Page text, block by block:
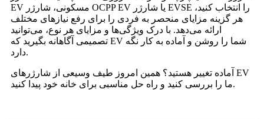
EV مسکونی، شارژر OCPP EV یا شارژر EVSE را انتخاب کنید،
هر گزینه مزایای منحصر به فردی را برای رفع نیازهای مختلف
ارائه می‌دهد. با درک ویژگی‌ها و مزایای هر نوع، می‌توانید
تصمیمی آگاهانه بگیرید که EV شما را روشن و آماده به کار نگه
دارد.
آماده تغییر هستید؟ همین امروز طیف وسیعی از شارژرهای EV
ما را بررسی کنید و راه حل مناسبی برای خانه خود پیدا کنید.